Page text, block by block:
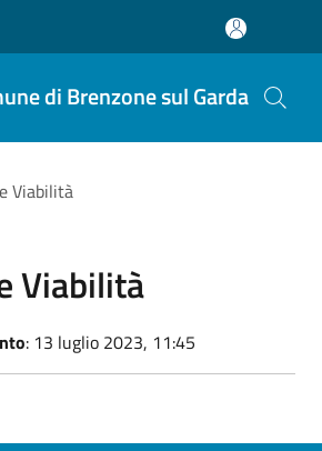
di Brenzone sul Garda
Viabilità
Viabilità
: 13 luglio 2023, 11:45